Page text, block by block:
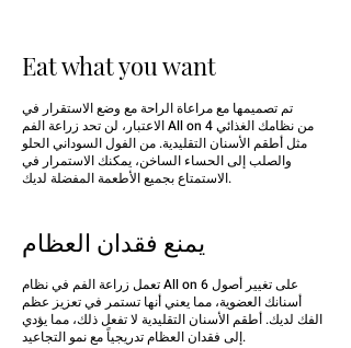
Eat what you want
تم تصميمها مع مراعاة الراحة مع وضع الاستقرار في
الاعتبار، لن تحد زراعة الفم All on 4 من نظامك الغذائي
مثل أطقم الأسنان التقليدية. من الفول السوداني الحلو
والصلب إلى الحساء الساخن، يمكنك الاستمرار في
الاستمتاع بجميع الأطعمة المفضلة لديك.
يمنع فقدان العظام
تعمل زراعة الفم في نظام All on 6 على تغيير أصول
أسنانك العضوية، مما يعني أنها تستمر في تعزيز عظم
الفك لديك. أطقم الأسنان التقليدية لا تفعل ذلك، مما يؤدي
إلى فقدان العظام تدريجياً مع نمو التجاعيد.